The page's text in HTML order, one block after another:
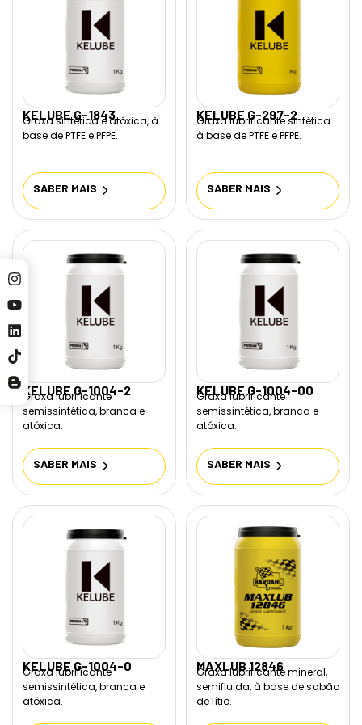
KELUBE G-1843
Graxa sintética e atóxica, à
base de PTFE e PFPE.
SABER MAIS
KELUBE G-297-2
Graxa lubrificante sintética
à base de PTFE e PFPE.
SABER MAIS
KELUBE G-1004-2
Graxa lubrificante
semissintética, branca e
atóxica.
SABER MAIS
KELUBE G-1004-00
Graxa lubrificante
semissintética, branca e
atóxica.
SABER MAIS
KELUBE G-1004-0
Graxa lubrificante
semissintética, branca e
atóxica.
MAXLUB 12846
Graxa lubrificante mineral,
semifluida, à base de sabão
de lítio.